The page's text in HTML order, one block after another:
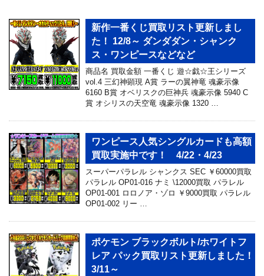
新作一番くじ買取リスト更新しまし
た！ 12/8～ ダンダダン・シャンク
ス・ワンピースなどなど
商品名 買取金額 一番くじ 遊☆戯☆王シリーズ
vol.4 三幻神顕現 A賞 ラーの翼神竜 魂豪示像
6160 B賞 オベリスクの巨神兵 魂豪示像 5940 C
賞 オシリスの天空竜 魂豪示像 1320 …
ワンピース人気シングルカードも高額
買取実施中です！ 4/22・4/23
スーパーパラレル シャンクス SEC ￥60000買取
パラレル OP01-016 ナミ \12000買取 パラレル
OP01-001 ロロノア・ゾロ ￥9000買取 パラレル
OP01-002 リー …
ポケモン ブラックボルト/ホワイトフ
レア パック買取リスト更新しました！
3/11～